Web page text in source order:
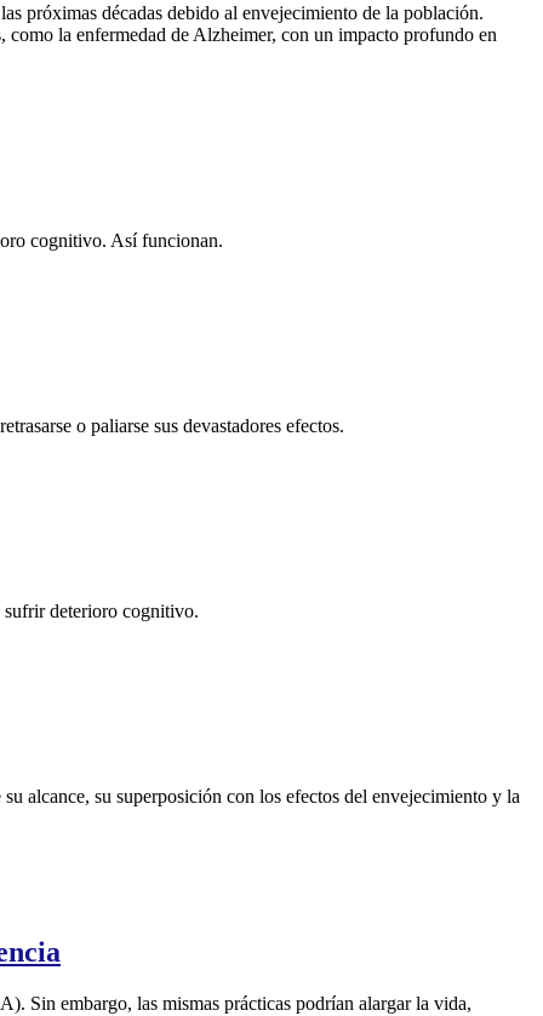
próximas décadas debido al envejecimiento de la población.
como la enfermedad de Alzheimer, con un impacto profundo en
cognitivo. Así funcionan.
o paliarse sus devastadores efectos.
sufrir deterioro cognitivo.
alcance, su superposición con los efectos del envejecimiento y la
Sin embargo, las mismas prácticas podrían alargar la vida,